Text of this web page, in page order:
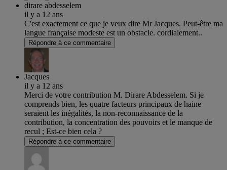
dirare abdesselem
il y a 12 ans
C'est exactement ce que je veux dire Mr Jacques. Peut-être ma
langue française modeste est un obstacle. cordialement..
Répondre à ce commentaire
Jacques
il y a 12 ans
Merci de votre contribution M. Dirare Abdesselem. Si je
comprends bien, les quatre facteurs principaux de haine
seraient les inégalités, la non-reconnaissance de la
contribution, la concentration des pouvoirs et le manque de
recul ; Est-ce bien cela ?
Répondre à ce commentaire